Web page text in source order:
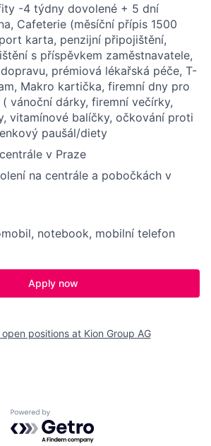
-4 týdny dovolené + 5 dní
Cafeterie (měsíční přípis 1500
karta, penzijní připojištění,
s příspěvkem zaměstnavatele,
prémiová lékařská péče, T-
Makro kartička, firemní dny pro
( vánoční dárky, firemní večírky,
vitamínové balíčky, očkování proti
paušál/diety
v Praze
na centrále a pobočkách v
notebook, mobilní telefon
Apply now
open positions at Kion Group AG
Powered by Getro.com